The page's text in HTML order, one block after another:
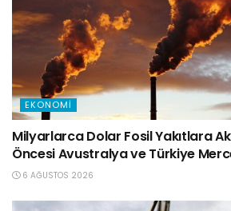
EKONOMI
Milyarlarca Dolar Fosil Yakıtlara
Öncesi Avustralya ve Türkiye
6 AĞUSTOS 2026